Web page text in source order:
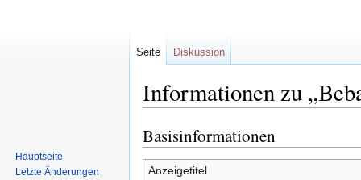
Informationen zu
Zur
Navigation
springen
Zur
Suche
springen
Basisinformationen
Anzeigetitel
Seite Diskussion
Hauptseite
Letzte Änderungen